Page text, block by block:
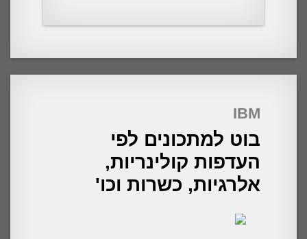
IBM
בוט למתכונים לפי
העדפות קולינריות,
אלרגיות, כשרות וכו'